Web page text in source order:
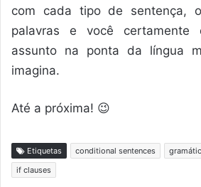
com cada tipo de sentença,
palavras e você certamente
assunto na ponta da língua
imagina.
Até a próxima! 😉
Etiquetas conditional sentences
if clauses